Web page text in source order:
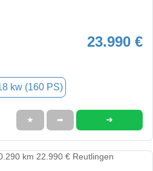
23.990 €
kw (160 PS)
★ ➦ ➜